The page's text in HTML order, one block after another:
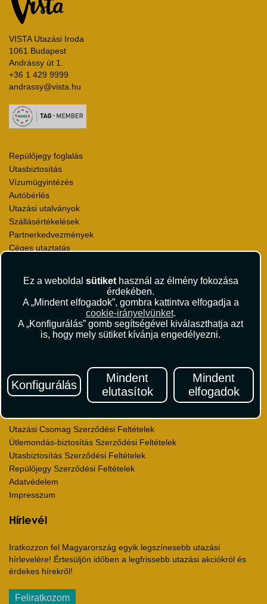
Ez a weboldal sütikethasznál az élmény fokozása
érdekében.
A „Mindent elfogadok”, gombra kattintva elfogadja a
cookie-irányelvünket.
A „Konfigurálás” gomb segítségével kiválaszthatja azt
is, hogy mely sütiket kívánja engedélyezni.
Konfigurálás
Mindent
elutasítok
Mindent
elfogadok
VISTA Utazási Iroda
1061 Budapest
Andrássy út 1.
+36 1 429 9999
andrassy@vista.hu
Repülőjegy foglalás
Utasbiztosítás
Vízumügyintézés
Autóbérlés
Utazási utalványok
Szállásértékelések
Partnerkedvezmények
Céges utaztatás
Rólunk
Médiaajánlat
Sajtószoba
Pályázatok
Elismerések és díjak
Környezettudatosság
Utazási Csomag Szerződési Feltételek
Útlemondás-biztosítás Szerződési Feltételek
Utasbiztosítás Szerződési Feltételek
Repülőjegy Szerződési Feltételek
Adatvédelem
Impresszum
Hírlevél
Iratkozzon fel Magyarország egyik legszínesebb utazási
hírlevelére! Értesüljön időben a legfrissebb utazási akciókról és
érdekes hírekről!
Feliratkozom